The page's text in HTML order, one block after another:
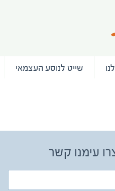
שייט לנוסע העצמאי
עימנו קשר